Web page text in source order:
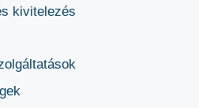
kivitelezés